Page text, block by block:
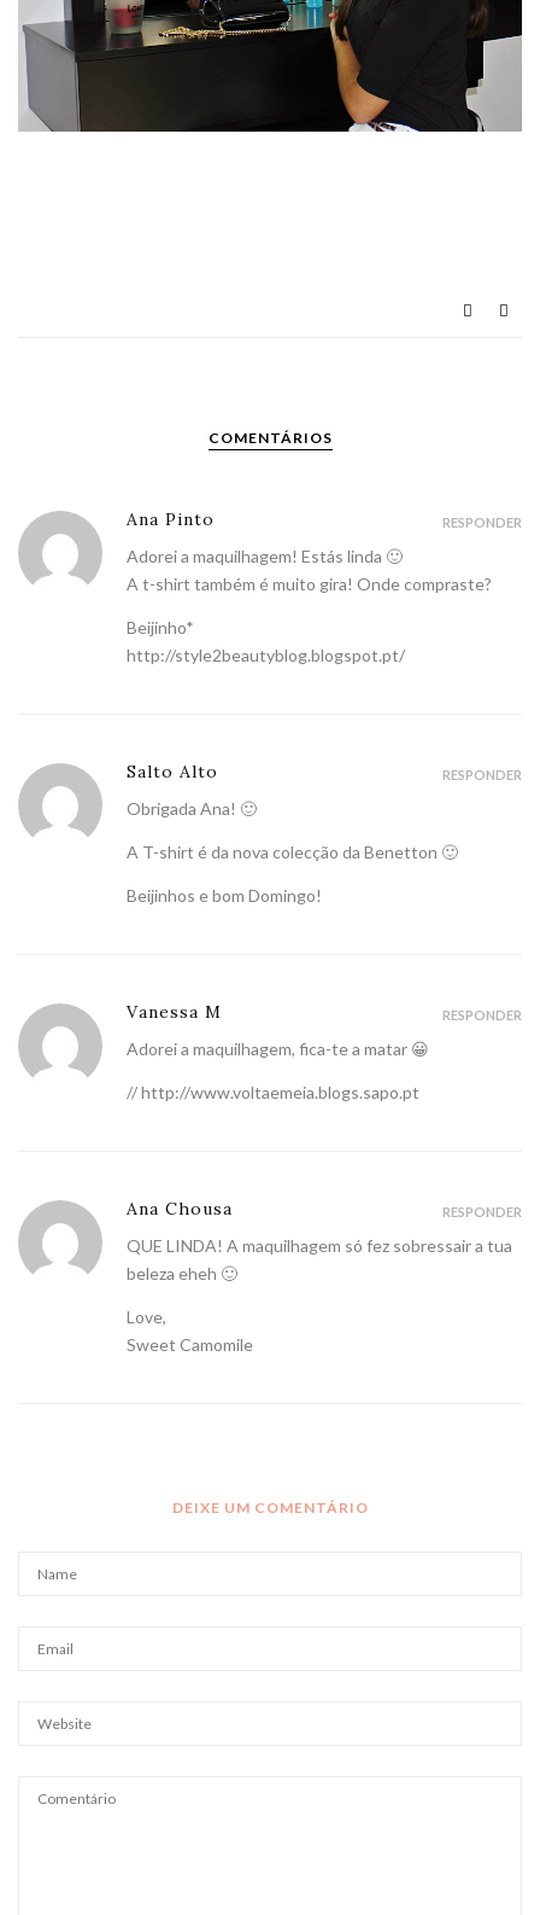
COMENTÁRIOS
Ana Pinto
Adorei a maquilhagem! Estás linda 🙂
A t-shirt também é muito gira! Onde compraste?
Beijinho*
http://style2beautyblog.blogspot.pt/
RESPONDER
Salto Alto
Obrigada Ana! 🙂
A T-shirt é da nova colecção da Benetton 🙂
Beijinhos e bom Domingo!
RESPONDER
Vanessa M
Adorei a maquilhagem, fica-te a matar 😀
//http://www.voltaemeia.blogs.sapo.pt
RESPONDER
Ana Chousa
QUE LINDA! A maquilhagem só fez sobressair a tua
beleza eheh 🙂
Love,
Sweet Camomile
RESPONDER
DEIXE UM COMENTÁRIO